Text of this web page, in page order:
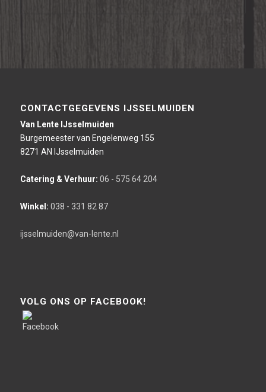
CONTACTGEGEVENS IJSSELMUIDEN
Van Lente IJsselmuiden
Burgemeester van Engelenweg 155
8271 AN IJsselmuiden
Catering & Verhuur: 06 - 575 64 204
Winkel: 038 - 331 82 87
ijsselmuiden@van-lente.nl
VOLG ONS OP FACEBOOK!